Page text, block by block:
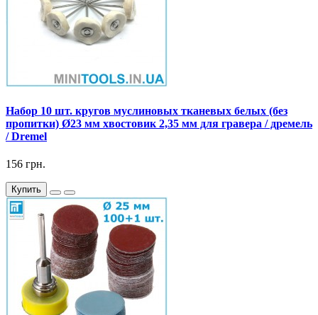
Набор 10 шт. кругов муслиновых тканевых белых (без
пропитки) Ø23 мм хвостовик 2,35 мм для гравера / дремель
/ Dremel
156 грн.
Купить